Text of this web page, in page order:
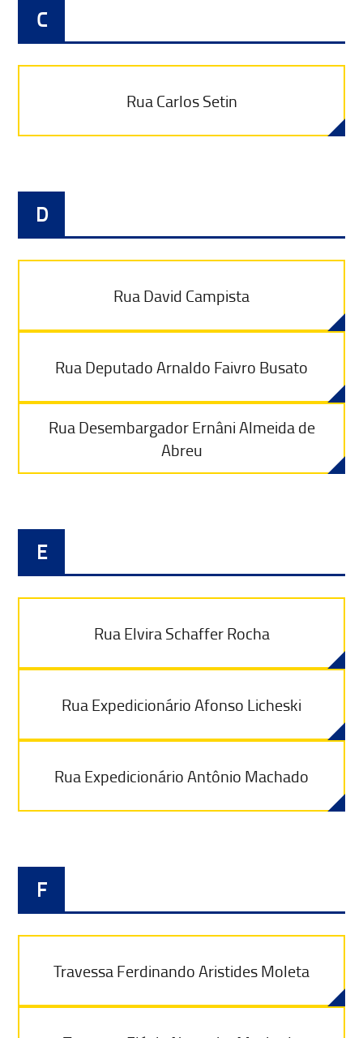
C
Rua Carlos Setin
D
Rua David Campista
Rua Deputado Arnaldo Faivro Busato
Rua Desembargador Ernâni Almeida de
Abreu
E
Rua Elvira Schaffer Rocha
Rua Expedicionário Afonso Licheski
Rua Expedicionário Antônio Machado
F
Travessa Ferdinando Aristides Moleta